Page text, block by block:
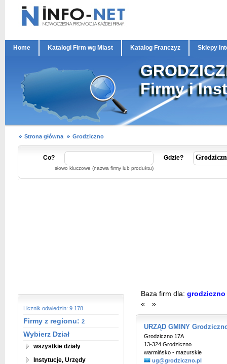
Home Katalogi Firm wg Miast Katalog Franczyz Sklepy
Firmy i
Strona główna Grodziczno
Co?
słowo kluczowe (nazwa firmy lub produktu)
Gdzie?
Licznik odwiedzin: 9 178
Firmy z regionu: 2
Wybierz Dział
wszystkie działy
Instytucje, Urzędy
Baza firm dla: grodziczno
«
»
URZĄD GMINY
Grodziczno 17A
13-324 Grodziczno
warmińsko - mazurskie
ug@grodziczno.pl